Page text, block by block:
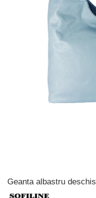
Incaltamine primavara-vara
Imbracaminte
Camasi si topuri
Blugi si pantaloni
Pulovere si cardigane
Geanta albastru